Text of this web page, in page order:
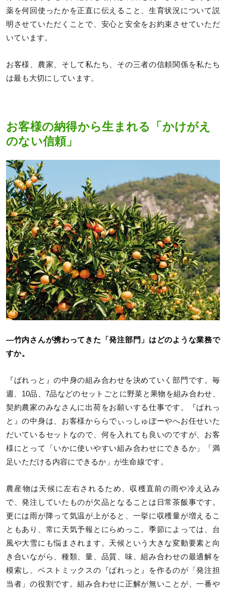
薬を何回使ったかを正直に伝えること、生育状況について説
明させていただくことで、安心と安全をお約束させていただ
いています。
お客様、農家、そして私たち、その三者の信頼関係を私たち
は最も大切にしています。
お客様の納得から生まれる「かけがえ
のない信頼」
―竹内さんが携わってきた「発注部門」はどのような業務で
すか。
『ぱれっと』の中身の組み合わせを決めていく部門です。毎
週、10品、7品などのセットごとに野菜と果物を組み合わせ、
契約農家のみなさんに出荷をお願いする仕事です。『ぱれっ
と』の中身は、お客様かららでぃっしゅぼーやへお任せいた
だいているセットなので、何を入れても良いのですが、お客
様にとって「いかに使いやすい組み合わせにできるか」「満
足いただける内容にできるか」が生命線です。
農産物は天候に左右されるため、収穫直前の雨や冷え込み
で、発注していたものが欠品となることは日常茶飯事です。
更には雨が降って気温が上がると、一挙に収穫量が増えるこ
ともあり、常に天気予報とにらめっこ。季節によっては、台
風や大雪にも悩まされます。天候という大きな変動要素と向
き合いながら、種類、量、品質、味、組み合わせの最適解を
模索し、ベストミックスの『ぱれっと』を作るのが「発注担
当者」の役割です。組み合わせに正解が無いことが、一番や